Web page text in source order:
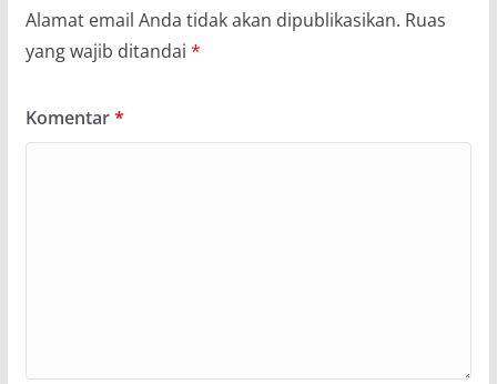
Alamat email Anda tidak akan dipublikasikan. Ruas
yang wajib ditandai *
Komentar*